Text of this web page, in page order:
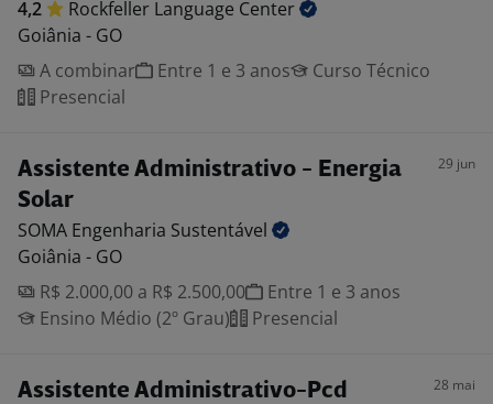
4,2 Rockfeller Language Center
Goiânia - GO
A combinar
Entre 1 e 3 anos
Curso Técnico
Presencial
Assistente Administrativo - Energia
Solar
29 jun
SOMA Engenharia Sustentável
Goiânia - GO
R$ 2.000,00 a R$ 2.500,00
Entre 1 e 3 anos
Ensino Médio (2º Grau)
Presencial
Assistente Administrativo-Pcd 28 mai